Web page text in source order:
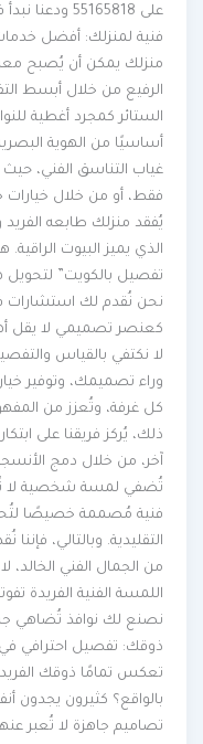
على 55165818
فنية لمنزلك: أفضل خدمات
منزلك يمكن أن يُصبح
الرفيع من خلال أبسط
الستائر كمجرد أغطية
أساسيًا من الهوية البصرية
غياب التناسق الفني، حيث قد
فقط، أو من خلال خيارات
يُفقد منزلك طابعه الفريد
الذي يميز البيوت الراقية.
تفصيل بالكويت” لتحويل هذه
نحن نُقدم لك استشارات
كعنصر تصميمي لا يقل
لا نكتفي بالقياس
وراء تصميمك، وتوفير
كل غرفة، وتُعزز من المفهوم
ذلك، يُركز فريقنا على
آخر، من خلال دمج
تُضفي لمسة شخصية لا
فنية مُصممة خصيصًا لتُحكي
التقليدية. وبالتالي،
من الجمال الفني الخالد،
نصنع لك نوافذ تُضاهي
ذوقك: تفصيل احترافي في
تعكس تمامًا ذوقك
بالواقع؟ كثيرون يجدون
تصاميم جاهزة لا تُعبر